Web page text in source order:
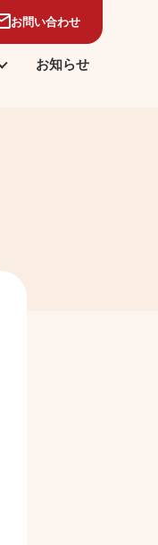
お問い合わせ
お知らせ